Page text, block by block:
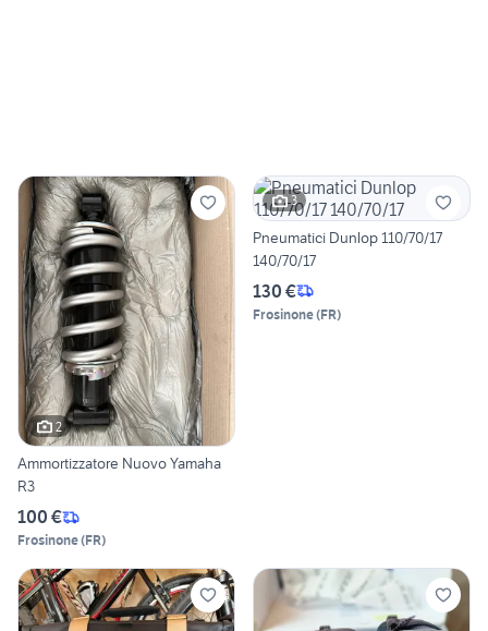
2
Ammortizzatore Nuovo Yamaha
R3
100 €
Frosinone(FR)
3
Pneumatici Dunlop 110/70/17
140/70/17
130 €
Frosinone(FR)